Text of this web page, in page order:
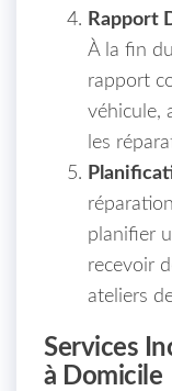
Rapport
À la fin
rapport
véhicule,
les
planifier
recevoir
ateliers
Services
à Domicile